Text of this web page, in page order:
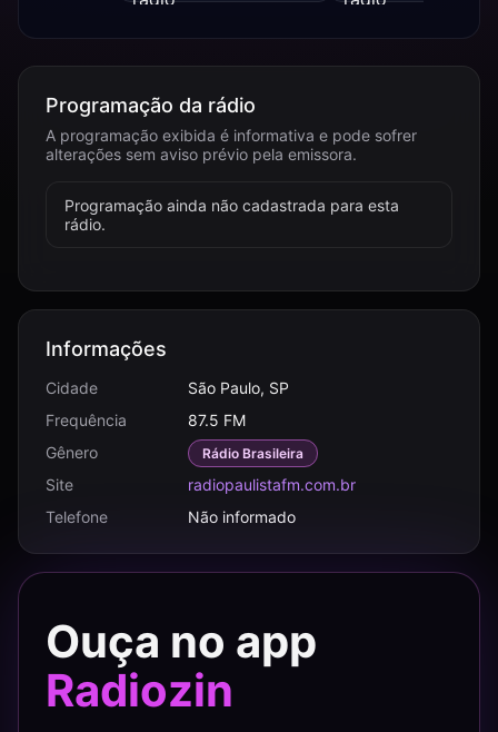
Programação da rádio
A programação exibida é informativa e pode sofrer
alterações sem aviso prévio pela emissora.
Programação ainda não cadastrada para esta
rádio.
Informações
Cidade
São Paulo, SP
Frequência
87.5 FM
Gênero
Rádio Brasileira
Site
radiopaulistafm.com.br
Telefone
Não informado
Ouça no app
Radiozin